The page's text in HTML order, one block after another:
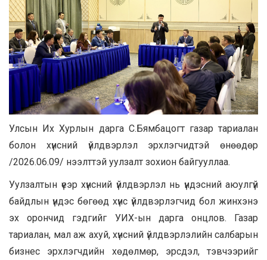
Улсын Их Хурлын дарга С.Бямбацогт газар тариалан
болон хүнсний үйлдвэрлэл эрхлэгчидтэй өнөөдөр
/2026.06.09/ нээлттэй уулзалт зохион байгууллаа.
Уулзалтын үеэр хүнсний үйлдвэрлэл нь үндэсний аюулгүй
байдлын үндэс бөгөөд хүнс үйлдвэрлэгчид бол жинхэнэ
эх орончид гэдгийг УИХ-ын дарга онцлов. Газар
тариалан, мал аж ахуй, хүнсний үйлдвэрлэлийн салбарын
бизнес эрхлэгчдийн хөдөлмөр, эрсдэл, тэвчээрийг